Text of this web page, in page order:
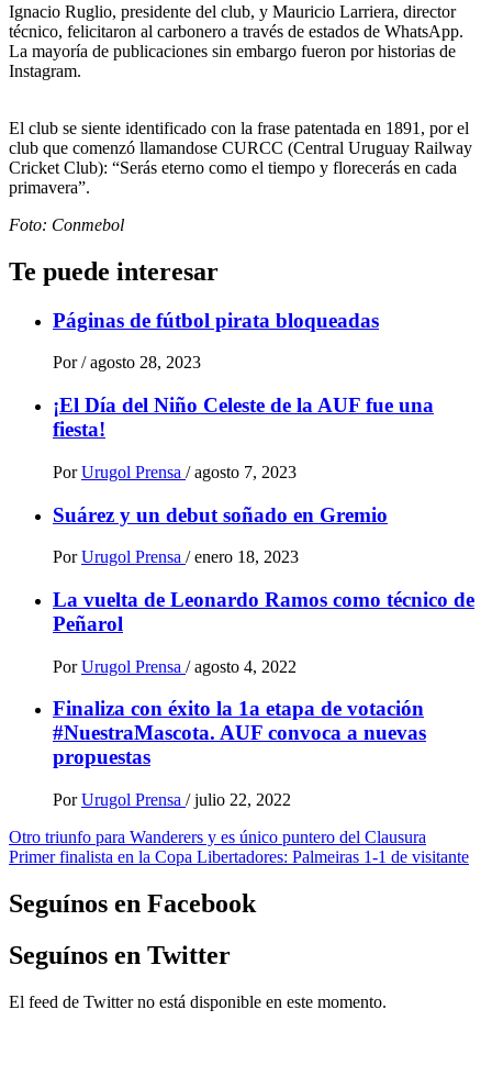
Ignacio Ruglio, presidente del club, y Mauricio Larriera, director
técnico, felicitaron al carbonero a través de estados de WhatsApp.
La mayoría de publicaciones sin embargo fueron por historias de
Instagram.
El club se siente identificado con la frase patentada en 1891, por el
club que comenzó llamandose CURCC (Central Uruguay Railway
Cricket Club): “Serás eterno como el tiempo y florecerás en cada
primavera”.
Foto: Conmebol
Te puede interesar
Páginas de fútbol pirata bloqueadas
Por / agosto 28, 2023
¡El Día del Niño Celeste de la AUF fue una
fiesta!
Por Urugol Prensa / agosto 7, 2023
Suárez y un debut soñado en Gremio
Por Urugol Prensa / enero 18, 2023
La vuelta de Leonardo Ramos como técnico de
Peñarol
Por Urugol Prensa / agosto 4, 2022
Finaliza con éxito la 1a etapa de votación
#NuestraMascota. AUF convoca a nuevas
propuestas
Por Urugol Prensa / julio 22, 2022
Navegación
de
entradas
Otro triunfo para Wanderers y es único puntero del Clausura
Primer finalista en la Copa Libertadores: Palmeiras 1-1 de visitante
Seguínos en Facebook
Seguínos en Twitter
El feed de Twitter no está disponible en este momento.